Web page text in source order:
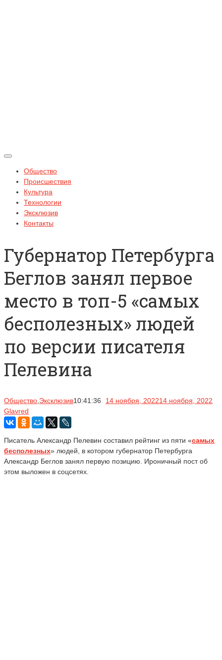
Общество
Происшествия
Культура
Технологии
Эксклюзив
Контакты
Губернатор Петербурга
Беглов занял первое
место в топ-5 «самых
бесполезных» людей
по версии писателя
Пелевина
Общество Эксклюзив10:41:36 14 ноября, 202214 ноября, 2022
Glavred
Писатель Александр Пелевин составил рейтинг из пяти «самых
бесполезных» людей, в котором губернатор Петербурга
Александр Беглов занял первую позицию. Ироничный пост об
этом выложен в соцсетях.